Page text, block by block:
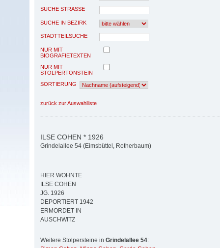
SUCHE STRASSE
SUCHE IN BEZIRK
STADTTEILSUCHE
NUR MIT
BIOGRAFIETEXTEN
NUR MIT
STOLPERTONSTEIN
SORTIERUNG
zurück zur Auswahlliste
ILSE COHEN * 1926
Grindelallee 54 (Eimsbüttel, Rotherbaum)
HIER WOHNTE
ILSE COHEN
JG. 1926
DEPORTIERT 1942
ERMORDET IN
AUSCHWITZ
Weitere Stolpersteine in Grindelallee 54: